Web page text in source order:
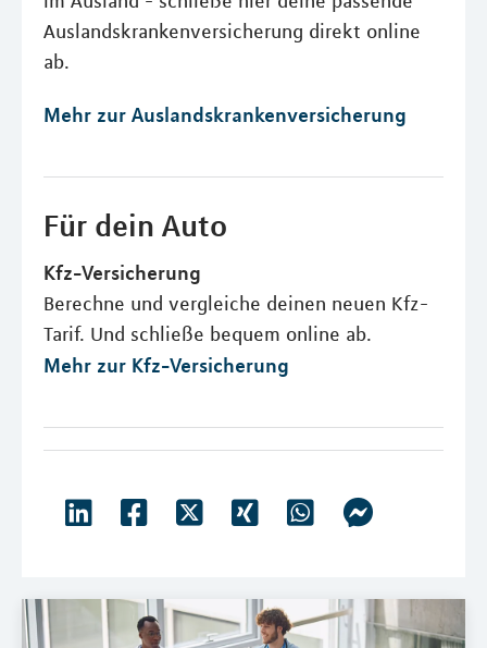
Auslandskrankenversicherung direkt online
ab.
Mehr zur Auslandskrankenversicherung
Für dein Auto
Kfz-Versicherung
Berechne und vergleiche deinen neuen Kfz-
Tarif. Und schließe bequem online ab.
Mehr zur Kfz-Versicherung